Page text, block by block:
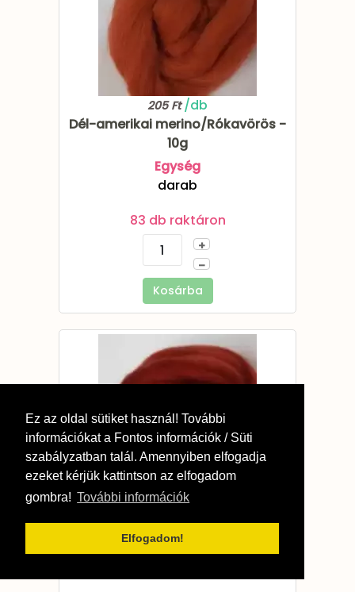
Ez az oldal sütiket használ! További
információkat a Fontos információk / Süti
szabályzatban talál. Amennyiben elfogadja
ezeket kérjük kattintson az elfogadom
gombra! További információk
Elfogadom!
205 Ft/db
Dél-amerikai merino/Rókavörös -
10g
Egység
darab
83 db raktáron
+
–
Kosárba
205 Ft/db
Dél-amerikai merino/Rozsda - 10g
Egység